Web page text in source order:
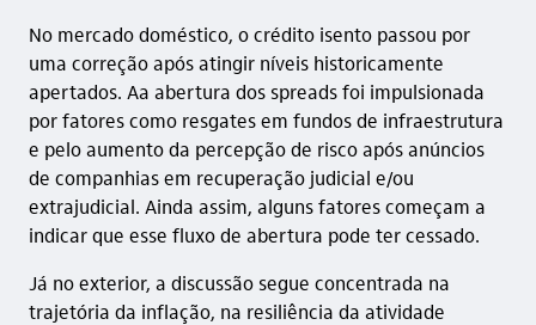
No mercado doméstico, o crédito isento passou por
uma correção após atingir níveis historicamente
apertados. Aa abertura dos spreads foi impulsionada
por fatores como resgates em fundos de infraestrutura
e pelo aumento da percepção de risco após anúncios
de companhias em recuperação judicial e/ou
extrajudicial. Ainda assim, alguns fatores começam a
indicar que esse fluxo de abertura pode ter cessado.
Já no exterior, a discussão segue concentrada na
trajetória da inflação, na resiliência da atividade